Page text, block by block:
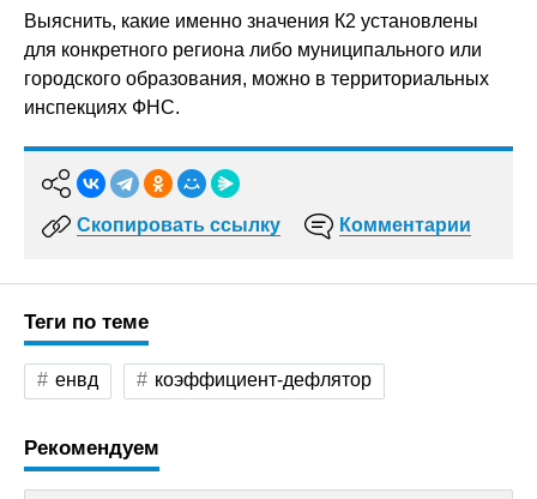
Выяснить, какие именно значения К2 установлены
для конкретного региона либо муниципального или
городского образования, можно в территориальных
инспекциях ФНС.
Скопировать ссылку Комментарии
Теги по теме
енвд коэффициент-дефлятор
Рекомендуем